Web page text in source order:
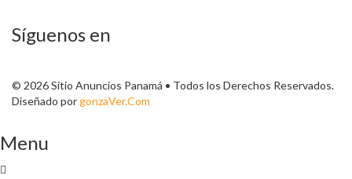
Síguenos en
© 2026 Sitio Anuncios Panamá • Todos los Derechos Reservados.
Diseñado porgonzaVer.Com
Menu